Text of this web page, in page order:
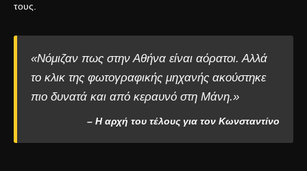
τους.
«Νόμιζαν πως στην Αθήνα είναι αόρατοι. Αλλά
το κλικ της φωτογραφικής μηχανής ακούστηκε
πιο δυνατά και από κεραυνό στη Μάνη.»
– Η αρχή του τέλους για τον Κωνσταντίνο